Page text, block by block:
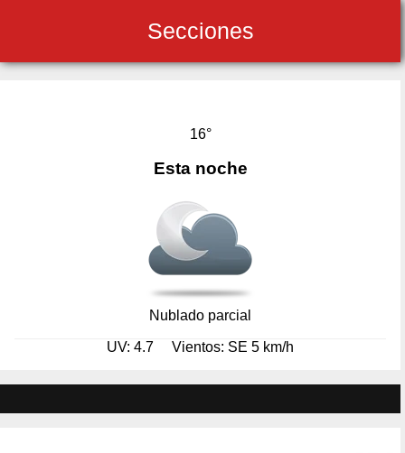
Secciones
16°
Esta noche
Nublado parcial
UV: 4.7 Vientos: SE 5 km/h